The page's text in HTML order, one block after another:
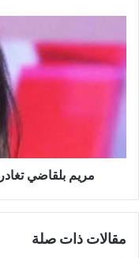
بلقاضي
شمس
مريم بلقاضي
مقالات ذات صلة